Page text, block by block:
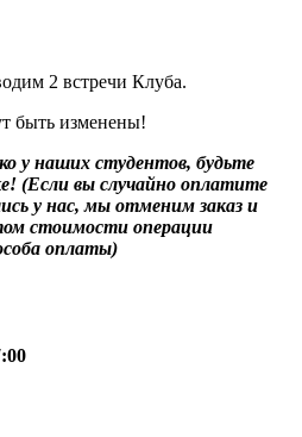
2 встречи Клуба.
быть изменены!
у наших студентов, будьте
(Если вы случайно оплатите
у нас, мы отменим заказ и
стоимости операции
оплаты)